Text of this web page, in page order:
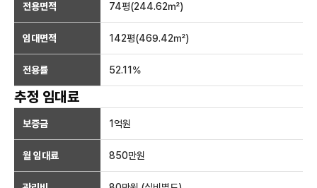
전용면적 74평(244.62㎡)
임대면적 142평(469.42㎡)
전용률 52.11 %
추정 임대료
보증금 1억원
월 임대료 850만원